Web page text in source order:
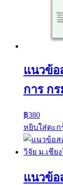
แนวข้อ
การ ก
฿380
หยิบใส่ตะก
แนวข้อ